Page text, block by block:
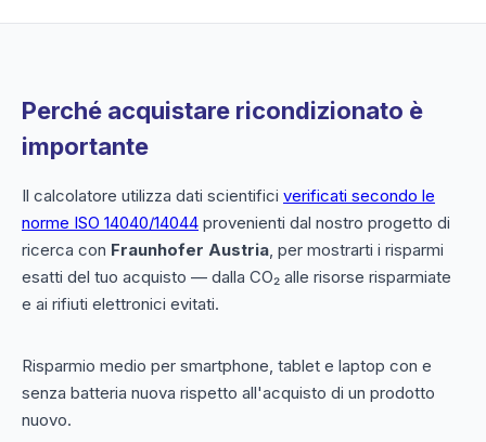
Perché acquistare ricondizionato è
importante
Il calcolatore utilizza dati scientifici verificati secondo le
norme ISO 14040/14044 provenienti dal nostro progetto di
ricerca con Fraunhofer Austria, per mostrarti i risparmi
esatti del tuo acquisto — dalla CO₂ alle risorse risparmiate
e ai rifiuti elettronici evitati.
Risparmio medio per smartphone, tablet e laptop con e
senza batteria nuova rispetto all'acquisto di un prodotto
nuovo.